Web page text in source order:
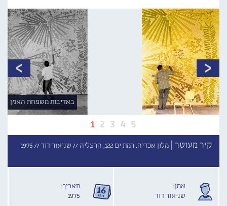
1 2 3 4 5
באדיבות משפחת האמן
קיר מעוטר | מלון אכדיה, רמת ים 122, הרצליה // שניאור דוד // 1975
אמן:
שניאור דוד
תאריך:
1975